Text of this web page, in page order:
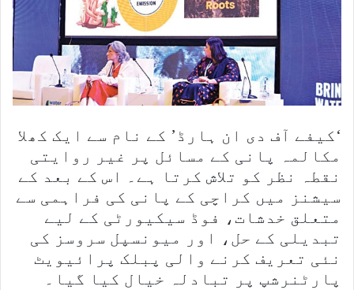
‘کیفے آف دی ان ہارڈ’ کے نام سے ایک کھلا
مکالمہ پانی کے مسائل پر غیر روایتی
نقطہ نظر کو تلاش کرتا ہے۔ اس کے بعد کے
سیشنز میں کراچی کے پانی کی فراہمی سے
متعلق خدشات، فوڈ سیکیورٹی کے لیے
تبدیلی کے حل، اور میونسپل سروسز کی
نئی تعریف کرنے والی پبلک پرائیویٹ
پارٹنرشپ پر تبادلہ خیال کیا گیا۔